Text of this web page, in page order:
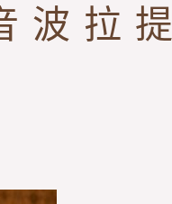
波拉提